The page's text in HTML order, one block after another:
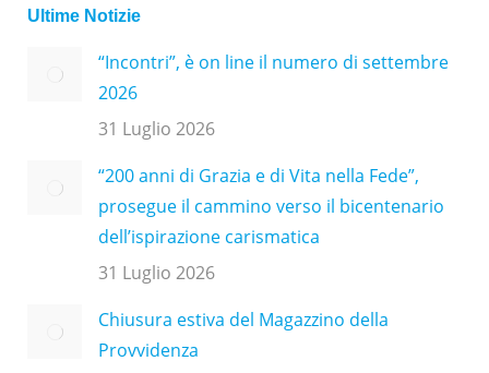
Ultime Notizie
“Incontri”, è on line il numero di settembre
2026
31 Luglio 2026
“200 anni di Grazia e di Vita nella Fede”,
prosegue il cammino verso il bicentenario
dell’ispirazione carismatica
31 Luglio 2026
Chiusura estiva del Magazzino della
Provvidenza